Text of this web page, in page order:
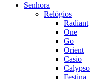
Senhora
Relógios
Radiant
One
Go
Orient
Casio
Calypso
Festina